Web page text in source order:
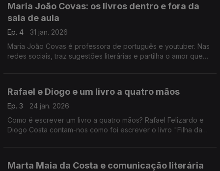
Maria João Covas: os livros dentro e fora da
sala de aula
Ep. 4
31 jan. 2026
Maria João Covas é professora de português e youtuber. Nas
redes sociais, traz sugestões literárias e partilha o amor que
Rafael e Diogo e um livro a quatro mãos
Ep. 3
24 jan. 2026
Como é escrever um livro a quatro mãos? Rafael Felizardo e
Diogo Costa contam-nos como foi escrever o livro "Filha da
Marta Maia da Costa e comunicação literária